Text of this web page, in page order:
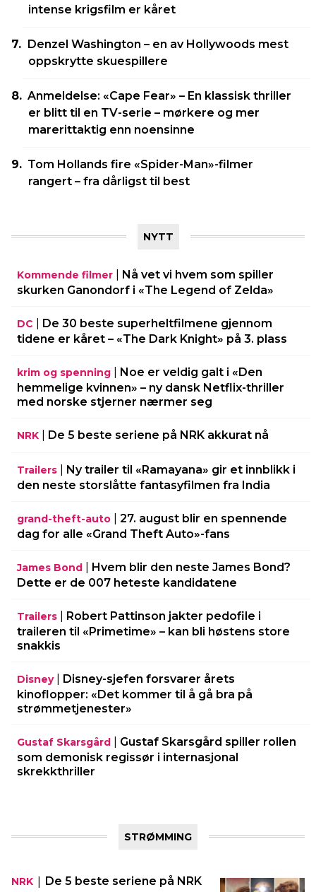
intense krigsfilm er kåret
Denzel Washington – en av Hollywoods mest
oppskrytte skuespillere
Anmeldelse: «Cape Fear» – En klassisk thriller
er blitt til en TV-serie – mørkere og mer
marerittaktig enn noensinne
Tom Hollands fire «Spider-Man»-filmer
rangert – fra dårligst til best
NYTT
Kommende filmer
Nå vet vi hvem som spiller
skurken Ganondorf i «The Legend of Zelda»
DC
De 30 beste superheltfilmene gjennom
tidene er kåret – «The Dark Knight» på 3. plass
krim og spenning
Noe er veldig galt i «Den
hemmelige kvinnen» – ny dansk Netflix-thriller
med norske stjerner nærmer seg
NRK De 5 beste seriene på NRK akkurat nå
Trailers
Ny trailer til «Ramayana» gir et innblikk i
den neste storslåtte fantasyfilmen fra India
grand-theft-auto
27. august blir en spennende
dag for alle «Grand Theft Auto»-fans
James Bond
Hvem blir den neste James Bond?
Dette er de 007 heteste kandidatene
Trailers
Robert Pattinson jakter pedofile i
traileren til «Primetime» – kan bli høstens store
snakkis
Disney| Disney-sjefen forsvarer årets
kinoflopper: «Det kommer til å gå bra på
strømmetjenester»
Gustaf Skarsgård
Gustaf Skarsgård spiller rollen
som demonisk regissør i internasjonal
skrekkthriller
STRØMMING
NRK | De 5 beste seriene på NRK